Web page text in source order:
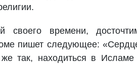
своего времени,
пишет следующее:
же так, находиться в